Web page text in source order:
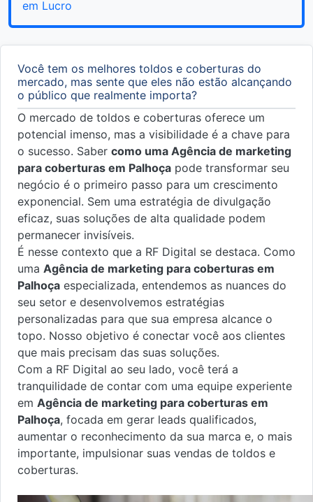
em Lucro
Você tem os melhores toldos e coberturas do
mercado, mas sente que eles não estão alcançando
o público que realmente importa?
O mercado de toldos e coberturas oferece um
potencial imenso, mas a visibilidade é a chave para
o sucesso. Saber como uma Agência de marketing
para coberturas em Palhoça pode transformar seu
negócio é o primeiro passo para um crescimento
exponencial. Sem uma estratégia de divulgação
eficaz, suas soluções de alta qualidade podem
permanecer invisíveis.
É nesse contexto que a RF Digital se destaca. Como
uma Agência de marketing para coberturas em
Palhoça especializada, entendemos as nuances do
seu setor e desenvolvemos estratégias
personalizadas para que sua empresa alcance o
topo. Nosso objetivo é conectar você aos clientes
que mais precisam das suas soluções.
Com a RF Digital ao seu lado, você terá a
tranquilidade de contar com uma equipe experiente
em Agência de marketing para coberturas em
Palhoça, focada em gerar leads qualificados,
aumentar o reconhecimento da sua marca e, o mais
importante, impulsionar suas vendas de toldos e
coberturas.